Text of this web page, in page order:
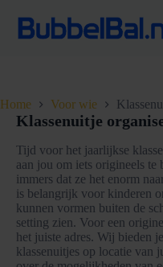
naar
Home Voor wie
Klassenuitje
Tijd voor het jaarlijkse
aan jou om iets origineels
immers dat ze het enorm
is belangrijk voor kinderen
kunnen vormen buiten de
setting zien. Voor een
het juiste adres. Wij bieden
klassenuitjes op locatie van